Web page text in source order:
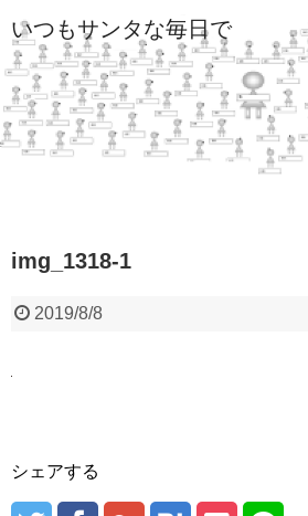
いつもサンタな毎日で
img_1318-1
2019/8/8
シェアする